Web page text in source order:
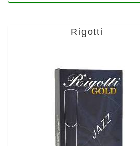
Rigotti